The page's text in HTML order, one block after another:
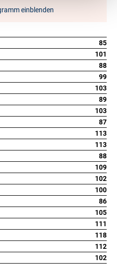
einblenden
85
101
88
99
103
89
103
87
113
113
88
109
102
100
86
105
111
118
112
102